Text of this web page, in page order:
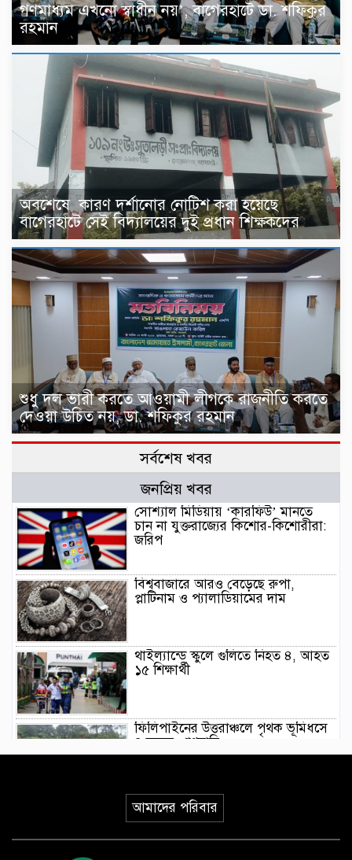
গণমাধ্যম এখনো স্বাধীন নয়’, বাগেরহাটে ডা. শফিকুর
রহমান
অবশেষে কারণ দর্শানোর নোটিশ করা হয়েছে
বাগেরহাটে সেই বিদ্যালয়ের দুই প্রধান শিক্ষকদের
শুধু দল ভারী করতে আওয়ামী লীগকে রাজনীতি করতে
দেওয়া উচিত নয়, ডা. শফিকুর রহমান
সর্বশেষ খবর
জনপ্রিয় খবর
সোশ্যাল মিডিয়ায় ‘কারফিউ’ মানতে
চান না যুক্তরাজ্যের কিশোর-কিশোরীরা:
জরিপ
বিশ্ববাজারে আরও বেড়েছে রুপা,
প্লাটিনাম ও প্যালাডিয়ামের দাম
থাইল্যান্ডে স্কুলে গুলিতে নিহত ৪, আহত
১৫ শিক্ষার্থী
ফিলিপাইনের উত্তরাঞ্চলে পৃথক ভূমিধসে
৪ জনের প্রাণহানি
ইয়েমেনে হুথিদের ড্রোন হামলা,
ভূপাতিতের দাবি সরকারি বাহিনীর
আমাদের পরিবার